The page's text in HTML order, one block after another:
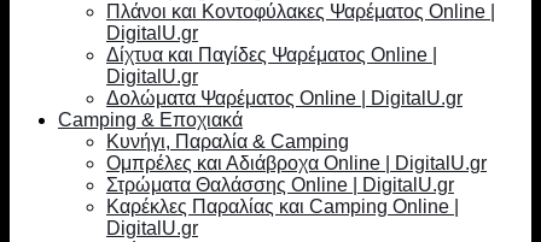
Πλάνοι και Κοντοφύλακες Ψαρέματος Online |
DigitalU.gr
Δίχτυα και Παγίδες Ψαρέματος Online |
DigitalU.gr
Δολώματα Ψαρέματος Online | DigitalU.gr
Camping & Εποχιακά
Κυνήγι, Παραλία & Camping
Ομπρέλες και Αδιάβροχα Online | DigitalU.gr
Στρώματα Θαλάσσης Online | DigitalU.gr
Καρέκλες Παραλίας και Camping Online |
DigitalU.gr